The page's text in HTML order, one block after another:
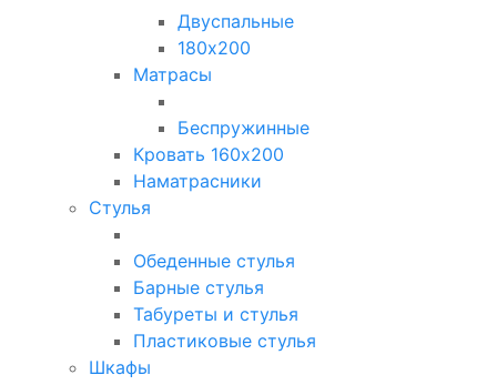
Двуспальные
180х200
Матрасы
Беспружинные
Кровать 160х200
Наматрасники
Стулья
Обеденные стулья
Барные стулья
Табуреты и стулья
Пластиковые стулья
Шкафы